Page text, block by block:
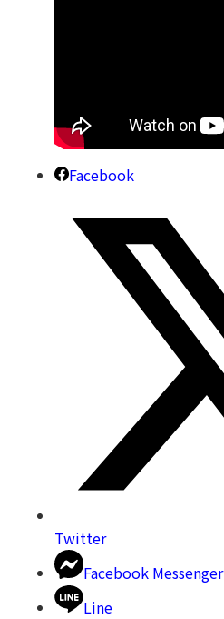
Facebook
Twitter
Facebook Messenger
Line